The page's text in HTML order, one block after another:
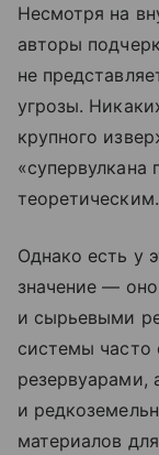
Несмотря на
авторы
не
угрозы.
крупного
«супервулкана
теоретическим.
Однако есть у
значение —
и сырьевыми
системы часто
резервуарами,
и
материалов